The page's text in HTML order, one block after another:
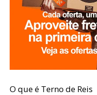
O que é Terno de Reis